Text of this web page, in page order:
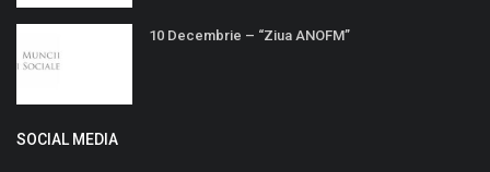
10 Decembrie – “Ziua ANOFM”
SOCIAL MEDIA